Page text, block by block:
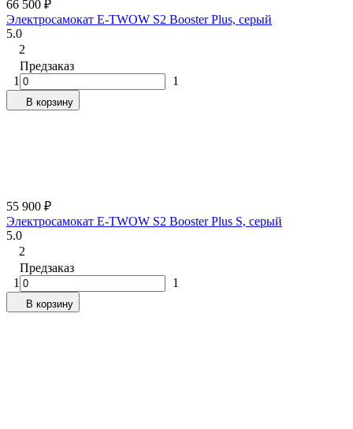
66 500 ₽
Электросамокат E-TWOW S2 Booster Plus, серый
5.0
2
Предзаказ
1
1
В корзину
55 900 ₽
Электросамокат E-TWOW S2 Booster Plus S, серый
5.0
2
Предзаказ
1
1
В корзину